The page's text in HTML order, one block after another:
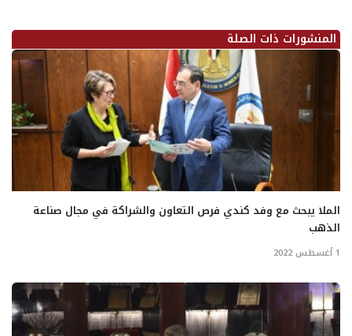
المنشورات ذات الصلة
الملا يبحث مع وفد كندي فرص التعاون والشراكة في مجال صناعة
الذهب
1 أغسطس 2022